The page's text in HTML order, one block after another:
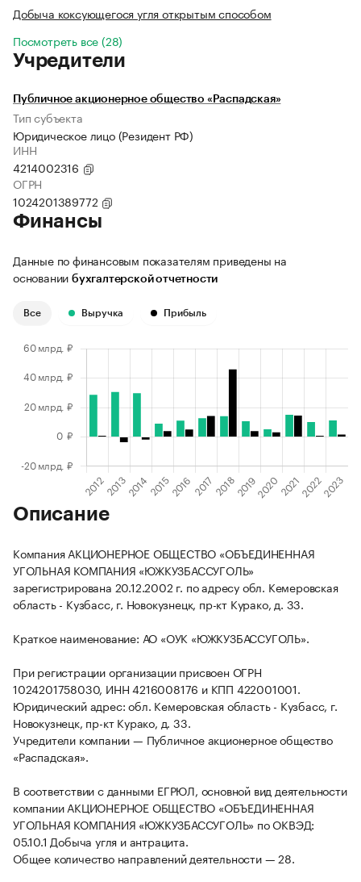
Добыча коксующегося угля открытым способом
Посмотреть все (28)
Учредители
Публичное акционерное общество «Распадская»
Тип субъекта
Юридическое лицо (Резидент РФ)
ИНН
4214002316
ОГРН
1024201389772
Финансы
Данные по финансовым показателям приведены на
основании бухгалтерской отчетности
Все Выручка Прибыль
Описание
Компания АКЦИОНЕРНОЕ ОБЩЕСТВО «ОБЪЕДИНЕННАЯ
УГОЛЬНАЯ КОМПАНИЯ «ЮЖКУЗБАССУГОЛЬ»
зарегистрирована 20.12.2002 г. по адресу обл. Кемеровская
область - Кузбасс, г. Новокузнецк, пр-кт Курако, д. 33.
Краткое наименование: АО «ОУК «ЮЖКУЗБАССУГОЛЬ».
При регистрации организации присвоен ОГРН
1024201758030, ИНН 4216008176 и КПП 422001001.
Юридический адрес: обл. Кемеровская область - Кузбасс, г.
Новокузнецк, пр-кт Курако, д. 33.
Учредители компании — Публичное акционерное общество
«Распадская».
В соответствии с данными ЕГРЮЛ, основной вид деятельности
компании АКЦИОНЕРНОЕ ОБЩЕСТВО «ОБЪЕДИНЕННАЯ
УГОЛЬНАЯ КОМПАНИЯ «ЮЖКУЗБАССУГОЛЬ» по ОКВЭД:
05.10.1 Добыча угля и антрацита.
Общее количество направлений деятельности — 28.